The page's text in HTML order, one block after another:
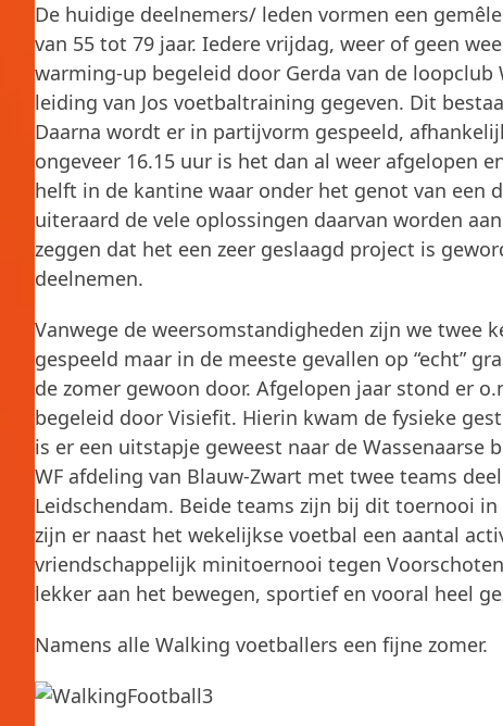
De huidige deelnemers/ leden vormen een
van 55 tot 79 jaar. Iedere vrijdag, weer of geen
warming-up begeleid door Gerda van de loopclub
leiding van Jos voetbaltraining gegeven. Dit
Daarna wordt er in partijvorm gespeeld,
ongeveer 16.15 uur is het dan al weer afgelopen
helft in de kantine waar onder het genot van een
uiteraard de vele oplossingen daarvan worden
zeggen dat het een zeer geslaagd project is
deelnemen.
Vanwege de weersomstandigheden zijn we twee
gespeeld maar in de meeste gevallen op “echt”
de zomer gewoon door. Afgelopen jaar stond er
begeleid door Visiefit. Hierin kwam de fysieke
is er een uitstapje geweest naar de Wassenaarse
WF afdeling van Blauw-Zwart met twee teams
Leidschendam. Beide teams zijn bij dit toernooi
zijn er naast het wekelijkse voetbal een aantal
vriendschappelijk minitoernooi tegen
lekker aan het bewegen, sportief en vooral heel
Namens alle Walking voetballers een fijne zomer.